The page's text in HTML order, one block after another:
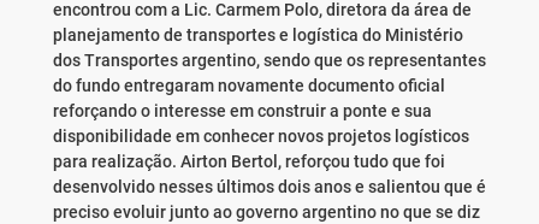
encontrou com a Lic. Carmem Polo, diretora da área de
planejamento de transportes e logística do Ministério
dos Transportes argentino, sendo que os representantes
do fundo entregaram novamente documento oficial
reforçando o interesse em construir a ponte e sua
disponibilidade em conhecer novos projetos logísticos
para realização. Airton Bertol, reforçou tudo que foi
desenvolvido nesses últimos dois anos e salientou que é
preciso evoluir junto ao governo argentino no que se diz